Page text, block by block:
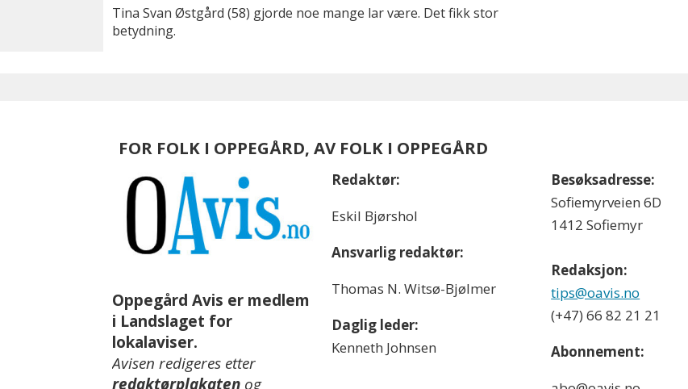
Tina Svan Østgård (58) gjorde noe mange lar være. Det fikk stor
betydning.
FOR FOLK I OPPEGÅRD, AV FOLK I OPPEGÅRD
Oppegård Avis er medlem
i Landslaget for
lokalaviser.
Avisen redigeres etter
redaktørplakaten og
Redaktør:
Eskil Bjørshol
Ansvarlig redaktør:
Thomas N. Witsø-Bjølmer
Daglig leder:
Kenneth Johnsen
Besøksadresse:
Sofiemyrveien 6D
1412 Sofiemyr
Redaksjon:
tips@oavis.no
(+47) 66 82 21 21
Abonnement: